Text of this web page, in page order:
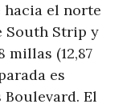
hacia el norte
South Strip y
(12,87
es
Boulevard. El